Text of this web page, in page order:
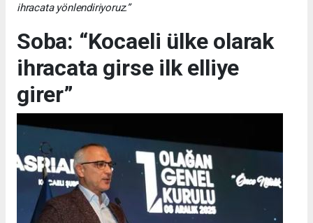
ihracata yönlendiriyoruz.”
Soba: “Kocaeli ülke olarak
ihracata girse ilk elliye
girer”